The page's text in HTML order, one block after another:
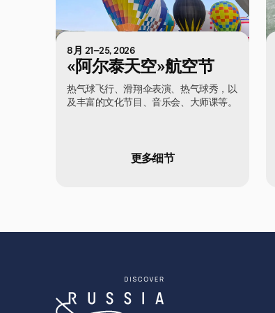
«阿尔泰天空»航空节
8月 21–25, 2026
热气球飞行、滑翔伞表演、热气球秀，以
及丰富的文化节目、音乐会、大师课等。
更多细节